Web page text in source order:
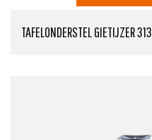
TAFELONDERSTEL GIETIJZER 313